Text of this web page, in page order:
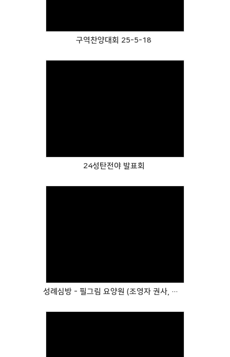
구역찬양대회 25-5-18
24성탄전야 발표회
성례심방 - 필그림 요양원 (조영자 권사, 나정남 성도)으로 다녀왔습니다